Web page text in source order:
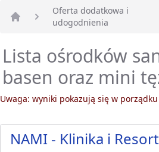
Strona główna
Oferta dodatkowa i
udogodnienia
Lista ośrodków
basen oraz mini
Uwaga: wyniki pokazują się w
NAMI - Klinika i